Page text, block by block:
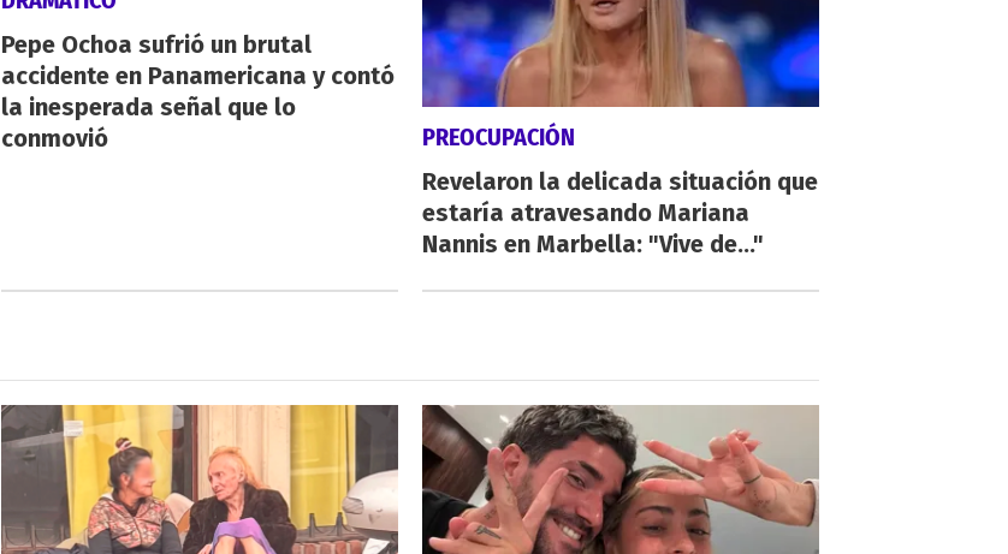
Pepe Ochoa sufrió un brutal
accidente en Panamericana y contó
la inesperada señal que lo
conmovió
PREOCUPACIÓN
Revelaron la delicada situación que
estaría atravesando Mariana
Nannis en Marbella: "Vive de..."